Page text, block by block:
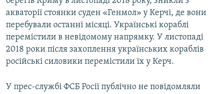
акваторії стоянки суден «Генмол» у Керчі, де вони
перебували останні місяці. Українські кораблі
перемістили в невідомому напрямку. У листопаді
2018 роки після захоплення українських кораблів
російські силовики перемістили їх у Керч.
У прес-службі ФСБ Росії публічно не повідомляли